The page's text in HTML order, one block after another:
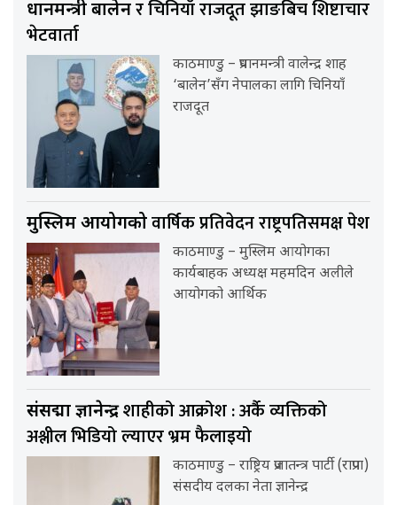
प्रधानमन्त्री बालेनर चिनियाँ राजदूत झाङबिच शिष्टाचार
भेटवार्ता
काठमाण्डु – प्रधानमन्त्री वालेन्द्र शाह
‘बालेन’सँग नेपालका लागि चिनियाँ
राजदूत
मुस्लिम आयोगकोवार्षिक प्रतिवेदन राष्ट्रपतिसमक्ष पेश
काठमाण्डु – मुस्लिम आयोगका
कार्यबाहक अध्यक्ष महमदिन अलीले
आयोगको आर्थिक
संसद्मा ज्ञानेन्द्रशाहीको आक्रोश : अर्कै व्यक्तिको
अश्लील भिडियो ल्याएर भ्रम फैलाइयो
काठमाण्डु – राष्ट्रिय प्रजातन्त्र पार्टी (राप्रपा)
संसदीय दलका नेता ज्ञानेन्द्र